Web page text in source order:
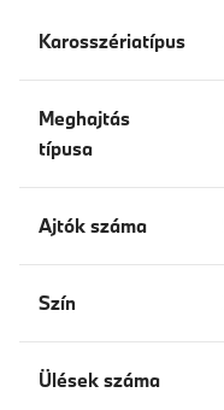
Karosszériatípus
Meghajtás
típusa
Ajtók száma
Szín
Ülések száma